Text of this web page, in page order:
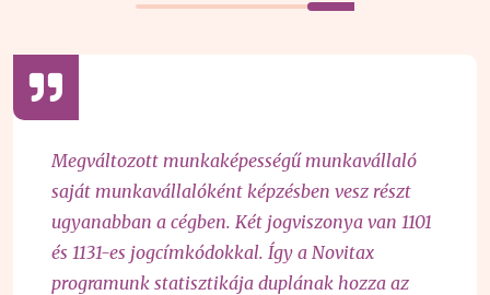
Megváltozott munkaképességű munkavállaló
saját munkavállalóként képzésben vesz részt
ugyanabban a cégben. Két jogviszonya van 1101
és 1131-es jogcímkódokkal. Így a Novitax
programunk statisztikája duplának hozza az